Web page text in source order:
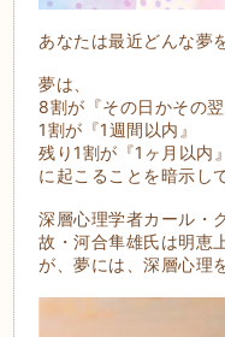
あなたは最近どんな夢
夢は、
8割が『その日かその翌
1割が『1週間以内』
残り1割が『1ヶ月以内』
に起こることを暗示し
深層心理学者カール・
故・河合隼雄氏は明恵
が、夢には、深層心理